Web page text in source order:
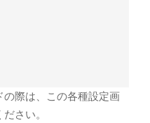
際は、この各種設定画
さい。